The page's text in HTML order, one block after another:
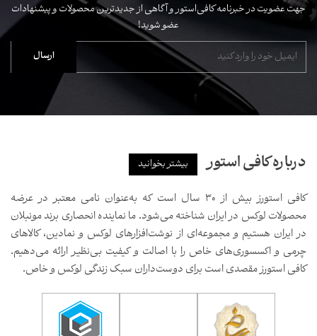
جهت عضویت در خبرنامه کافی‌استور و آگاهی از جدیدترین محصولات و پیشنهادات
عضو شوید!
درباره کافی استور بیشتر بخوانید
کافی استورز بیش از ۳۰ سال است که به‌عنوان نامی معتبر در عرضه
محصولات لوکس در ایران شناخته می‌شود. ما نماینده انحصاری برند مونبلان
در ایران هستیم و مجموعه‌ای از نوشت‌افزارهای لوکس و نمادین، کالاهای
چرمی و اکسسوری‌های خاص را با اصالت و کیفیت بی‌نظیر ارائه می‌دهیم.
کافی استورز مقصدی است برای دوست‌داران سبک زندگی لوکس و خاص.